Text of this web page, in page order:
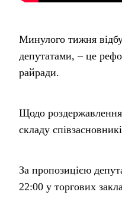
Минулого тижня
депутатами, – це
райради.
Щодо роздержавлення
складу
За пропозицією
22:00 у торгових